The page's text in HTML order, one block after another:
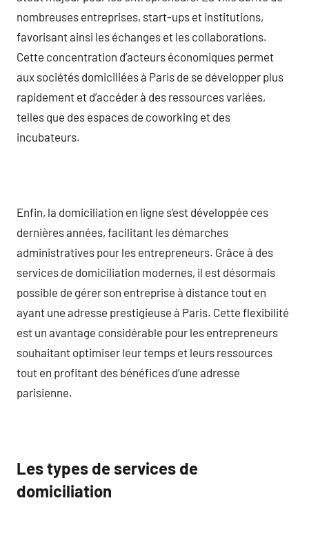
nombreuses entreprises, start-ups et institutions,
favorisant ainsi les échanges et les collaborations.
Cette concentration d’acteurs économiques permet
aux sociétés domiciliées à Paris de se développer plus
rapidement et d’accéder à des ressources variées,
telles que des espaces de coworking et des
incubateurs.
Enfin, la domiciliation en ligne s’est développée ces
dernières années, facilitant les démarches
administratives pour les entrepreneurs. Grâce à des
services de domiciliation modernes, il est désormais
possible de gérer son entreprise à distance tout en
ayant une adresse prestigieuse à Paris. Cette flexibilité
est un avantage considérable pour les entrepreneurs
souhaitant optimiser leur temps et leurs ressources
tout en profitant des bénéfices d’une adresse
parisienne.
Les types de services de
domiciliation